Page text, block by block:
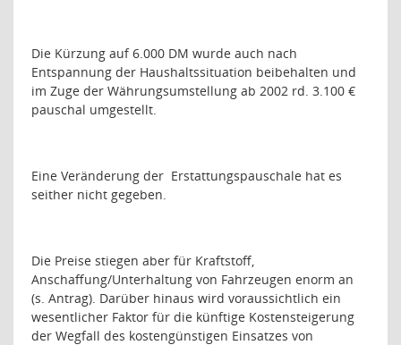
Die Kürzung auf 6.000 DM wurde auch nach
Entspannung der Haushaltssituation beibehalten und
im Zuge der Währungsumstellung ab 2002 rd. 3.100 €
pauschal umgestellt.
Eine Veränderung der Erstattungspauschale hat es
seither nicht gegeben.
Die Preise stiegen aber für Kraftstoff,
Anschaffung/Unterhaltung von Fahrzeugen enorm an
(s. Antrag). Darüber hinaus wird voraussichtlich ein
wesentlicher Faktor für die künftige Kostensteigerung
der Wegfall des kostengünstigen Einsatzes von